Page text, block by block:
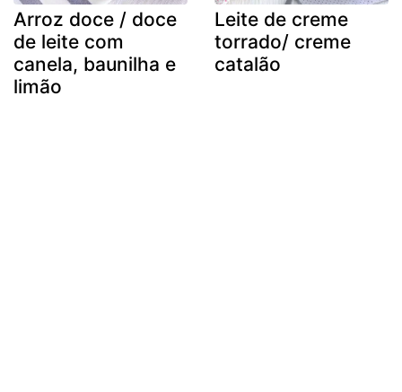
Arroz doce / doce
de leite com
canela, baunilha e
limão
Leite de creme
torrado/ creme
catalão